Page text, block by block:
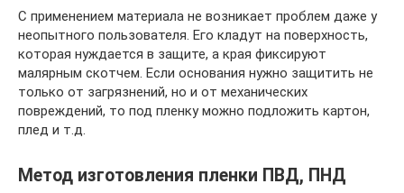
С применением материала не возникает проблем даже у
неопытного пользователя. Его кладут на поверхность,
которая нуждается в защите, а края фиксируют
малярным скотчем. Если основания нужно защитить не
только от загрязнений, но и от механических
повреждений, то под пленку можно подложить картон,
плед и т.д.
Метод изготовления пленки ПВД, ПНД